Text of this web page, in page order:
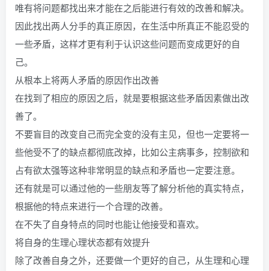
唯有将问题都找出来才能在之后能进行有效的改善和解决。
因此找出两人分手的真正原因，在生活中所真正不能忍受的
一些矛盾，这样才更有利于认识这些问题而变成更好的自
己。
从根本上将两人矛盾的原因作出改善
在找到了相应的原因之后，就是要根据这些矛盾因素做出改
善了。
不要盲目的改变自己而完全变的没有主见，但也一定要将一
些他受不了的缺点都彻底改掉，比如公主病事多，控制欲和
占有欲太强等这种非常明显的缺点和矛盾也一定要注意。
还有就是可以通过他的一些朋友等了解分析他的真实特点，
根据他的特点来进行一个合理的改善。
在不失了自身特点的同时也能让他接受和喜欢。
将自身的生理心理状态都有效提升
除了改善自身之外，还要做一个更好的自己，从生理和心理